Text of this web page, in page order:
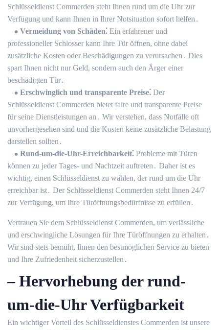
Schlüsseldienst Commerden steht Ihnen rund um die Uhr zur
Verfügung und kann Ihnen in Ihrer Notsituation sofort helfen․
Vermeidung von Schäden⁚ Ein erfahrener und
professioneller Schlosser kann Ihre Tür öffnen, ohne dabei
zusätzliche Kosten oder Beschädigungen zu verursachen․ Dies
spart Ihnen nicht nur Geld, sondern auch den Ärger einer
beschädigten Tür․
Erschwinglich und transparente Preise⁚ Der
Schlüsseldienst Commerden bietet faire und transparente Preise
für seine Dienstleistungen an․ Wir verstehen, dass Notfälle oft
unvorhergesehen sind und die Kosten keine zusätzliche Belastung
darstellen sollten․
Rund-um-die-Uhr-Erreichbarkeit⁚ Probleme mit Türen
können zu jeder Tages- und Nachtzeit auftreten․ Daher ist es
wichtig, einen Schlüsseldienst zu wählen, der rund um die Uhr
erreichbar ist․ Der Schlüsseldienst Commerden steht Ihnen 24/7
zur Verfügung, um Ihre Türöffnungsbedürfnisse zu erfüllen․
Vertrauen Sie dem Schlüsseldienst Commerden, um verlässliche
und erschwingliche Lösungen für Ihre Türöffnungen zu erhalten․
Wir sind stets bemüht, Ihnen den bestmöglichen Service zu bieten
und Ihre Zufriedenheit sicherzustellen․
– Hervorhebung der rund-
um-die-Uhr Verfügbarkeit
Ein wichtiger Vorteil des Schlüsseldienstes Commerden ist unsere